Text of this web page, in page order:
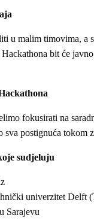
u malim timovima, a
bit će
fokusirati na
sva postignuća tokom
sudjeluju
univerzitet Delft
Sarajevu